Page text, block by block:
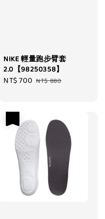
NIKE 輕量跑步臂套
2.0【98250358】
Sale
NT$ 700 Regular
NT$ 880